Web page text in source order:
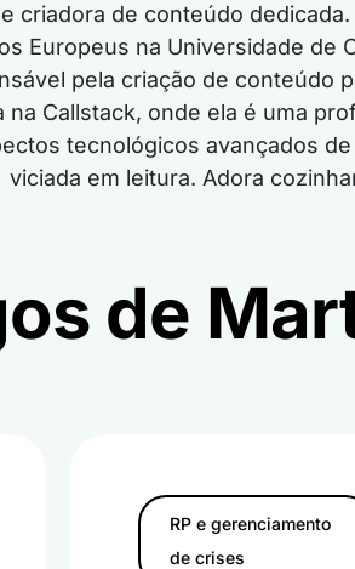
criadora de conteúdo
Europeus na Universidade de
pela criação de conteúdo
Callstack, onde ela é uma
tecnológicos avançados
viciada em leitura. Adora
de
RP e gerenciamento
de crises